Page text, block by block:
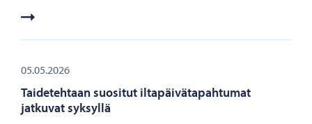
05.05.2026
Taidetehtaan suositut iltapäivätapahtumat
jatkuvat syksyllä